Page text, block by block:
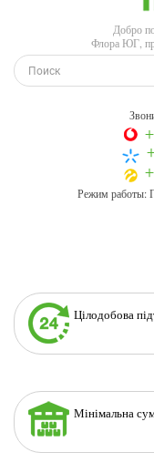
Добро
Флора ЮГ,
Режим работы:
Цілодобова
Мінімальна